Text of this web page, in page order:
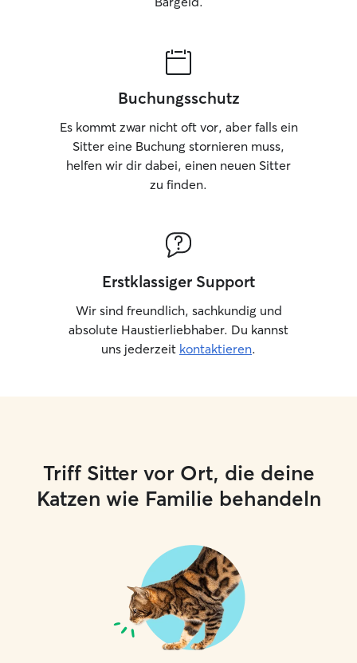
Buchungsschutz
Es kommt zwar nicht oft vor, aber falls ein
Sitter eine Buchung stornieren muss,
helfen wir dir dabei, einen neuen Sitter
zu finden.
Erstklassiger Support
Wir sind freundlich, sachkundig und
absolute Haustierliebhaber. Du kannst
uns jederzeit kontaktieren.
Triff Sitter vor Ort, die deine
Katzen wie Familie behandeln